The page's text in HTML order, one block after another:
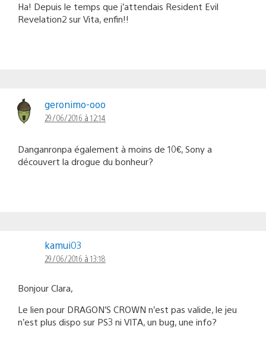
Ha! Depuis le temps que j’attendais Resident Evil
Revelation2 sur Vita, enfin!!
geronimo-ooo
29/06/2016 à 12:14
Danganronpa également à moins de 10€, Sony a
découvert la drogue du bonheur?
kamui03
29/06/2016 à 13:18
Bonjour Clara,
Le lien pour DRAGON’S CROWN n’est pas valide, le jeu
n’est plus dispo sur PS3 ni VITA, un bug, une info?